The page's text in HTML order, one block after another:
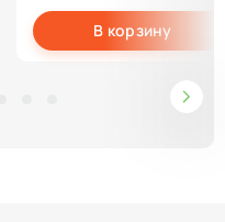
В корзину